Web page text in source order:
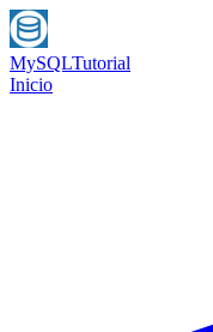
MySQLTutorial
Inicio